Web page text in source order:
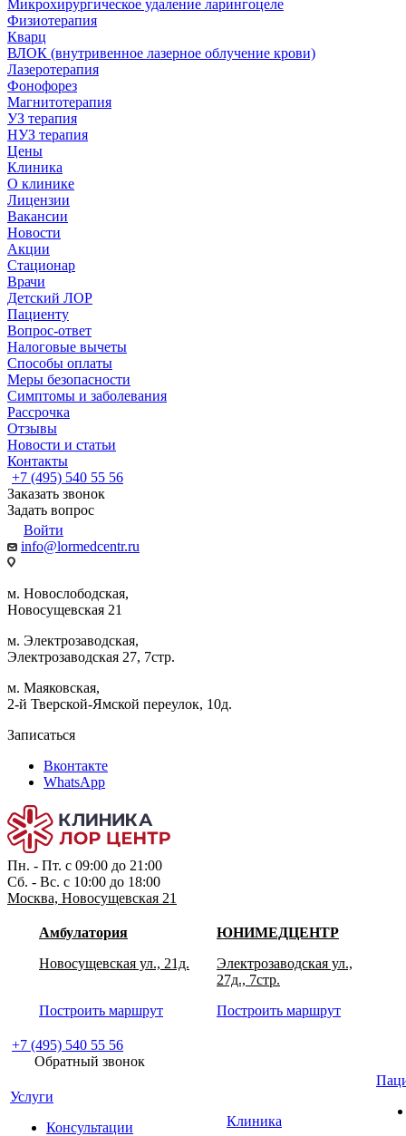
Микрохирургическое удаление ларингоцеле
Физиотерапия
Кварц
ВЛОК (внутривенное лазерное облучение крови)
Лазеротерапия
Фонофорез
Магнитотерапия
УЗ терапия
НУЗ терапия
Цены
Клиника
О клинике
Лицензии
Вакансии
Новости
Акции
Стационар
Врачи
Детский ЛОР
Пациенту
Вопрос-ответ
Налоговые вычеты
Способы оплаты
Меры безопасности
Симптомы и заболевания
Рассрочка
Отзывы
Новости и статьи
Контакты
+7 (495) 540 55 56
Заказать звонок
Задать вопрос
Войти
info@lormedcentr.ru
м. Новослободская,
Новосущевская 21
м. Электрозаводская,
Электрозаводская 27, 7стр.
м. Маяковская,
2-й Тверской-Ямской переулок, 10д.
Записаться
Вконтакте
WhatsApp
Пн. - Пт. с 09:00 до 21:00
Сб. - Вс. с 10:00 до 18:00
Москва, Новосущевская 21
Амбулатория
Новосущевская ул., 21д.
Построить маршрут
ЮНИМЕДЦЕНТР
Электрозаводская ул.,
27д., 7стр.
Построить маршрут
+7 (495) 540 55 56
Обратный звонок
Услуги
Консультации
Клиника